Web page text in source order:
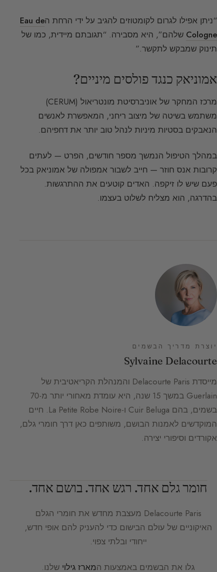
“ניתן אפילו לגרום לקומטוזים להגיב על ידי הרחת הEau de
Cologne שלהם”, היא מסבירה. “תגובתם מיידית, כמו של
תינוק שמבקש לתקשר.”
אמוניאק כנגד פולסים מיניים?
מרכז המחקר של אוניברסיטת מונטריאול (CERUM)
משתמש בשיטה של מיצוב ריחני, המאפשרת לאנשים
הנאבקים בסטיות מיניות לנהל טוב יותר את דחפיהם.
במהלך הטיפול הנמשך מספר חודשים, הפרט — לעתים
קרובות אנס חוזר — חייב לשבור אמפולה של אמוניאק בכל
פעם שיש לו זיקפה. האדים קוטעים את ההתרגשות.
בהדרגה, הוא מצליח לשלוט בעצמו.
יוצרת מדריך הבשמים
Sylvaine Delacourte
מייסדת Delacourte Paris והמנהלת הקריאטיבית של
Guerlain במשך 15 שנה, היא עומדת מאחורי יותר מ-70
בשמים, בהם Cuir Beluga ו-La Petite Robe Noire. חיים
המוקדשים לאמנות הבושם, משותפים כאן דרך חומרי גלם,
אקורדים וסיפורי יצירה.
חומר גלם אחד. רגש אחד. בושם אחד.
Delacourte Paris מעצבת מחדש את חומרי הגלם
האיקוניים של עולם הבישום כדי להעניק להם אופי חדש,
ייחודי ובלתי צפוי.
גלו את הבשמים באמצעות המארז גילוי שלנו.